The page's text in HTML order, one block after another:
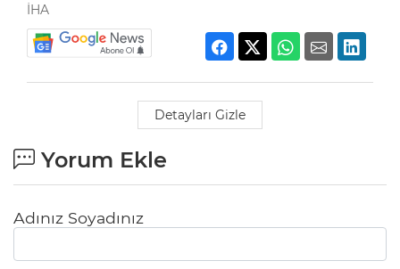
İHA
Detayları Gizle
Yorum Ekle
Adınız Soyadınız